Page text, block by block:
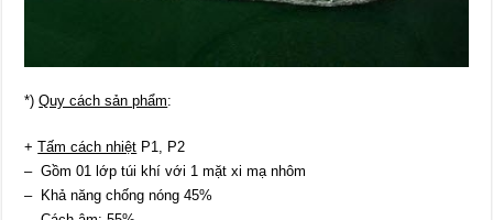
*)Quy cách sản phẩm:
+Tấm cách nhiệt P1, P2
– Gồm 01 lớp túi khí với 1 mặt xi mạ nhôm
– Khả năng chống nóng 45%